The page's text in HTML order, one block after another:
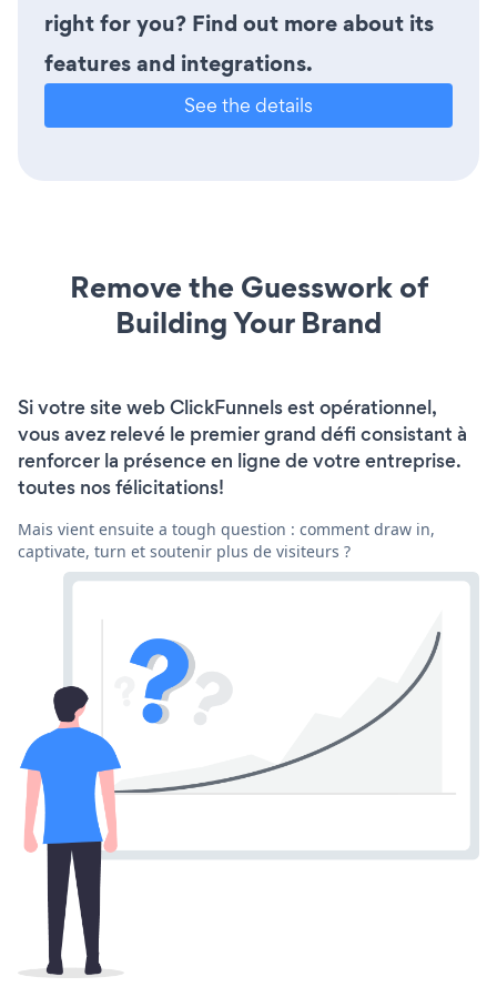
right for you? Find out more about its
features and integrations.
See the details
Remove the Guesswork of
Building Your Brand
Si votre site web ClickFunnels est opérationnel,
vous avez relevé le premier grand défi consistant à
renforcer la présence en ligne de votre entreprise.
toutes nos félicitations!
Mais vient ensuite a tough question : comment draw in,
captivate, turn et soutenir plus de visiteurs ?